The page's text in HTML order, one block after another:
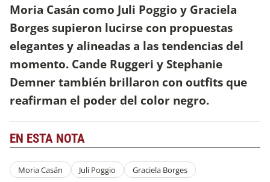
Moria Casán como Juli Poggio y Graciela
Borges supieron lucirse con propuestas
elegantes y alineadas a las tendencias del
momento. Cande Ruggeri y Stephanie
Demner también brillaron con outfits que
reafirman el poder del color negro.
EN ESTA NOTA
Moria Casán Juli Poggio Graciela Borges